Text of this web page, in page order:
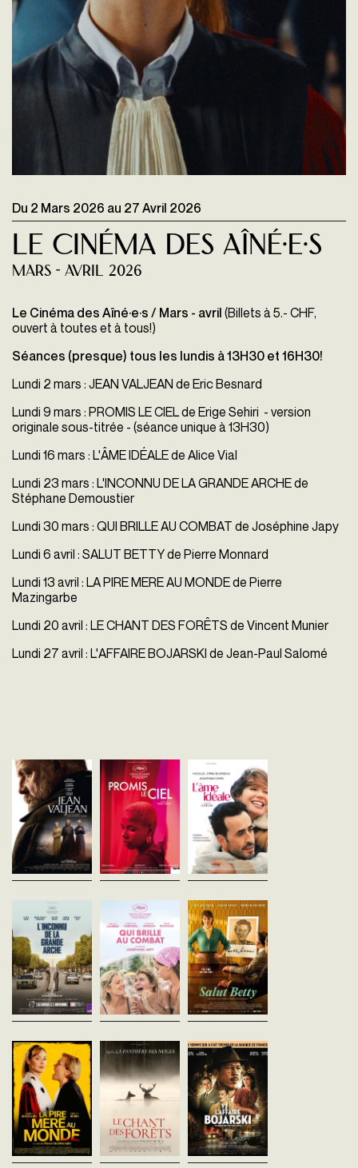
Du 2 Mars 2026 au 27 Avril 2026
Le Cinéma des Aîné·e·s
Mars - Avril 2026
Le Cinéma des Aîné·e·s / Mars - avril (Billets à 5.- CHF,
ouvert à toutes et à tous!)
Séances (presque) tous les lundis à 13H30 et 16H30!
Lundi 2 mars : JEAN VALJEAN de Eric Besnard
Lundi 9 mars : PROMIS LE CIEL de Erige Sehiri - version
originale sous-titrée - (séance unique à 13H30)
Lundi 16 mars : L'ÂME IDÉALE de Alice Vial
Lundi 23 mars : L'INCONNU DE LA GRANDE ARCHE de
Stéphane Demoustier
Lundi 30 mars : QUI BRILLE AU COMBAT de Joséphine Japy
Lundi 6 avril : SALUT BETTY de Pierre Monnard
Lundi 13 avril : LA PIRE MERE AU MONDE de Pierre
Mazingarbe
Lundi 20 avril : LE CHANT DES FORÊTS de Vincent Munier
Lundi 27 avril : L'AFFAIRE BOJARSKI de Jean-Paul Salomé
vofr - 98'
1815. Jean Valjean sort du
bagne, brisé, rejeté de tous.
Errant sans but, il trouve
refuge chez un homme
d’Église, sa sœur et leur
servante. Face à...
Marie, pasteure ivoirienne et
ancienne journaliste, vit à
Tunis. Elle héberge Naney,
une jeune mère en quête d'un
avenir meilleur, et Jolie, une...
vofr - 98'
Elsa, médecin, cache
du monde qu’elle voit les
morts et les aide à
l’autre côté".
son don provoque le
elle...
L'Inconnu de la
grande arche
France - 2025
vofr - 107'
1982. Mitterrand lance un
concours d’architecture sans
précédent pour la
construction d’un
édifice emblématique dans
l’axe de l’Arc de...
Qui brille au
combat
France - 2025
vofr - 100'
La famille Roussier vit dans
un équilibre fragile autour de
Bertille, la sœur cadette,
atteinte d’un handicap lourd
au diagnostic incertain...
Salut Betty
Pierre Monnard
vf - 110'
En 1956, la rédactrice
publicitaire Emmi Creola
invente le personnage
Betty Bossi, qui devient
rapidement une icône
cuisine suisse....
La Pire Mère au
monde
France - 2025
vofr - 90'
Louise de Pileggi, brillante
substitut du procureur, a
toujours eu des relations
compliquées avec sa mère
Judith qu’elle n’a pas vue
depuis 15 ans....
Le Chant des
forêts
France - 2025
vofr - 95'
Après La Panthère des
neiges, Vincent Munier nous
invite au coeur des forêts des
Vosges. C’est ici qu’il a tout
appris grâce à son père
Michel,...
L'Affaire
Jean-Paul Salomé
vofr - 129'
polonais, se réfugie en
pendant la guerre. Il y
ses dons pour fabriquer
faux papiers pendant l’...